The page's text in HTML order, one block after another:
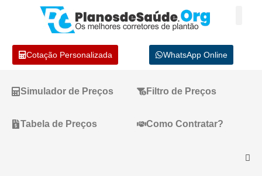
Cotação Personalizada WhatsApp Online
Simulador de Preços Filtro de Preços
Tabela de Preços Como Contratar?